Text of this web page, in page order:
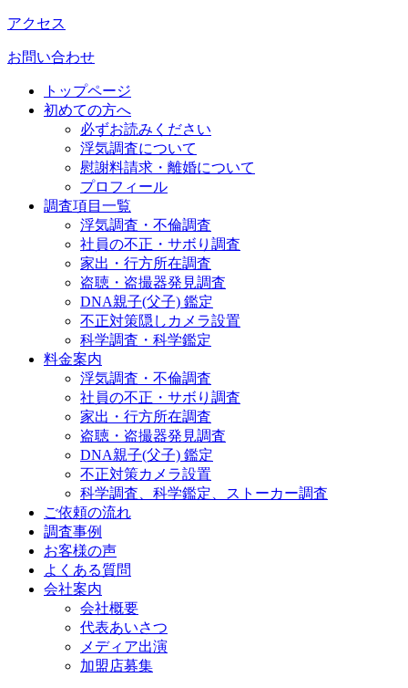
アクセス
お問い合わせ
トップページ
初めての方へ
必ずお読みください
浮気調査について
慰謝料請求・離婚について
プロフィール
調査項目一覧
浮気調査・不倫調査
社員の不正・サボり調査
家出・行方所在調査
盗聴・盗撮器発見調査
DNA親子(父子) 鑑定
不正対策隠しカメラ設置
科学調査・科学鑑定
料金案内
浮気調査・不倫調査
社員の不正・サボり調査
家出・行方所在調査
盗聴・盗撮器発見調査
DNA親子(父子) 鑑定
不正対策カメラ設置
科学調査、科学鑑定、ストーカー調査
ご依頼の流れ
調査事例
お客様の声
よくある質問
会社案内
会社概要
代表あいさつ
メディア出演
加盟店募集